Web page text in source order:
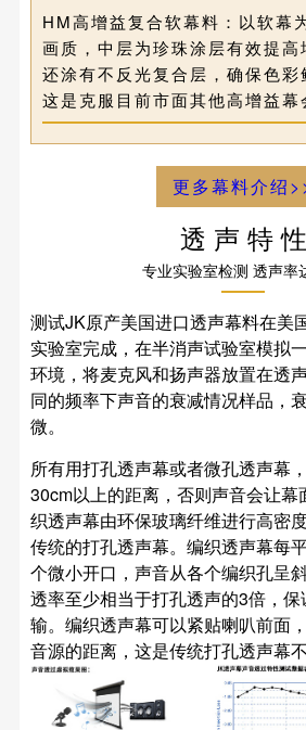
HM高增益复合软幕料：以软幕
画质，中层为珍珠涂层有效提
还涂有不反光复合层，确保色彩
这是克服目前市面其他高增益幕
更多幕料介绍
透 声 特 性
专业实验室检测 透声率
测试JK原产美国进口透声幕料在美
实验室完成，在半消声试验室模拟
环境，将麦克风和扬声器放置在透
同的频率下声音的衰减情况样品，
微。
所有用打孔透声幕或者微孔透声幕
30cm以上的距离，否则声音会让幕
织透声幕由环保玻璃纤维进行高密
传统的打孔透声幕。编织透声幕每
个微小开口，声音从各个编织孔呈
透率至少相当于打孔透声的3倍，
输。编织透声幕可以紧贴喇叭前面
音源的距离，这是传统打孔透声幕不